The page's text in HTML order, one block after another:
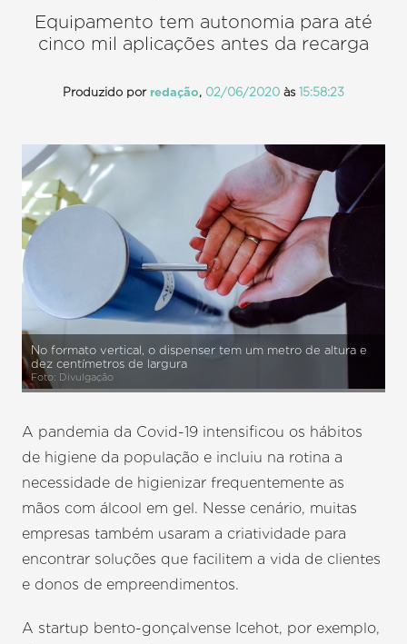
Equipamento tem autonomia para até
cinco mil aplicações antes da recarga
Produzido por redação, 02/06/2020às 15:58:23
No formato vertical, o dispenser tem um metro de altura e
dez centímetros de largura
Foto: Divulgação
A pandemia da Covid-19 intensificou os hábitos
de higiene da população e incluiu na rotina a
necessidade de higienizar frequentemente as
mãos com álcool em gel. Nesse cenário, muitas
empresas também usaram a criatividade para
encontrar soluções que facilitem a vida de clientes
e donos de empreendimentos.
A startup bento-gonçalvense Icehot, por exemplo,